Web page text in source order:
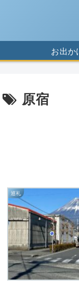
お出か
原宿
巡礼